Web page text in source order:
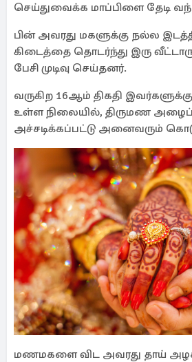
செய்துவைக்க மாப்பிளை தேடி
பின் அவரது மகளுக்கு நல்ல
கிடைத்தை தொடர்ந்து இரு
பேசி முடிவு செய்தனர்.
வருகிற 16ஆம் திகதி
உள்ள நிலையில், திருமண
அச்சடிக்கப்பட்டு அனைவரும்
மணமகளை விட அவரது தாய்